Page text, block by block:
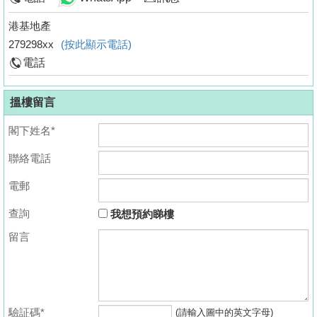
港基地產
279298xx
(按此顯示電話)
電話
搵樓留言
閣下姓名*
聯絡電話
電郵
查詢
我想預約睇樓
留言
驗証碼* (請輸入圖中的英文字母)